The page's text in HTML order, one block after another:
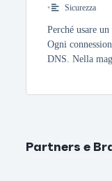
• Sicurezza
Perché usare
Ogni
DNS. Nella
Partners e